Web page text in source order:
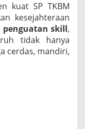
kuat SP TKBM
kesejahteraan
penguatan skill,
tidak hanya
cerdas, mandiri,